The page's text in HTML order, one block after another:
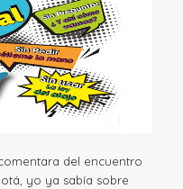
del encuentro
yo ya sabía sobre